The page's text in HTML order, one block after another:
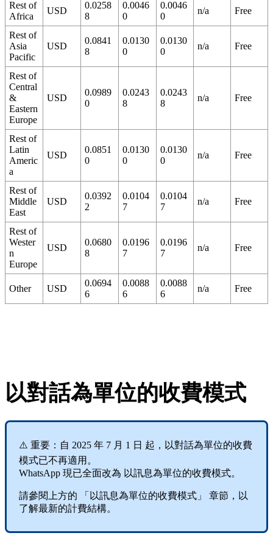
Rest of
Africa
USD
0.0258
8
0.0046
0
0.0046
0
n/a Free
Rest of
Asia
Pacific
USD
0.0841
8
0.0130
0
0.0130
0
n/a Free
Rest of
Central
&
Eastern
Europe
USD
0.0989
0
0.0243
8
0.0243
8
n/a Free
Rest of
Latin
Americ
a
USD
0.0851
0
0.0130
0
0.0130
0
n/a Free
Rest of
Middle
East
USD
0.0392
2
0.0104
7
0.0104
7
n/a Free
Rest of
Wester
n
Europe
USD
0.0680
8
0.0196
7
0.0196
7
n/a Free
Other USD
0.0694
6
0.0088
6
0.0088
6
n/a Free
以對話為單位的收費模式
⚠️ 重要：自 2025 年 7 月 1 日 起，以對話為單位的收費
模式已不再適用。
WhatsApp 現已全面改為 以訊息為單位的收費模式。
請參閱上方的 「以訊息為單位的收費模式」 章節，以
了解最新的計費結構。